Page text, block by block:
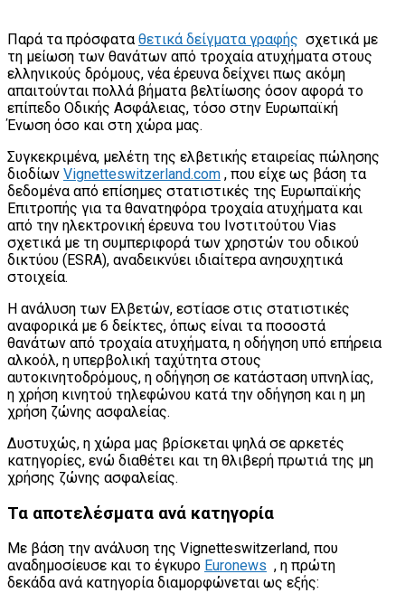
Παρά τα πρόσφαταθετικά δείγματα γραφής σχετικά με
τη μείωση των θανάτων από τροχαία ατυχήματα στους
ελληνικούς δρόμους, νέα έρευνα δείχνει πως ακόμη
απαιτούνται πολλά βήματα βελτίωσης όσον αφορά το
επίπεδο Οδικής Ασφάλειας, τόσο στην Ευρωπαϊκή
Ένωση όσο και στη χώρα μας.
Συγκεκριμένα, μελέτη της ελβετικής εταιρείας πώλησης
διοδίων Vignetteswitzerland.com , που είχε ως βάση τα
δεδομένα από επίσημες στατιστικές της Ευρωπαϊκής
Επιτροπής για τα θανατηφόρα τροχαία ατυχήματα και
από την ηλεκτρονική έρευνα του Ινστιτούτου Vias
σχετικά με τη συμπεριφορά των χρηστών του οδικού
δικτύου (ESRA), αναδεικνύει ιδιαίτερα ανησυχητικά
στοιχεία.
Η ανάλυση των Ελβετών, εστίασε στις στατιστικές
αναφορικά με 6 δείκτες, όπως είναι τα ποσοστά
θανάτων από τροχαία ατυχήματα, η οδήγηση υπό επήρεια
αλκοόλ, η υπερβολική ταχύτητα στους
αυτοκινητοδρόμους, η οδήγηση σε κατάσταση υπνηλίας,
η χρήση κινητού τηλεφώνου κατά την οδήγηση και η μη
χρήση ζώνης ασφαλείας.
Δυστυχώς, η χώρα μας βρίσκεται ψηλά σε αρκετές
κατηγορίες, ενώ διαθέτει και τη θλιβερή πρωτιά της μη
χρήσης ζώνης ασφαλείας.
Τα αποτελέσματα ανά κατηγορία
Με βάση την ανάλυση της Vignetteswitzerland, που
αναδημοσίευσε και το έγκυρο Euronews , η πρώτη
δεκάδα ανά κατηγορία διαμορφώνεται ως εξής: